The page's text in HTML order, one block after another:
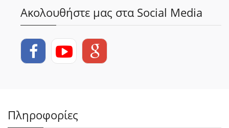
Ακολουθήστε μας στα Social Media
Πληροφορίες